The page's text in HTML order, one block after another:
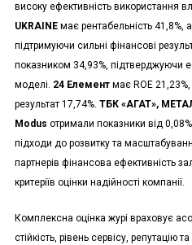
високу ефективність використання
UKRAINEмає рентабельність 41,8%, а
підтримуючи сильні фінансові
показником 34,93%, підтверджуючи
моделі. 24 Елементмає ROE 21,23%,
результат 17,74%. ТБК «АГАТ»,
Modus отримали показники від
підходи до розвитку та
партнерів фінансова ефективність
критеріїв оцінки надійності компанії.
Комплексна оцінка журі враховує
стійкість, рівень сервісу, репутацію